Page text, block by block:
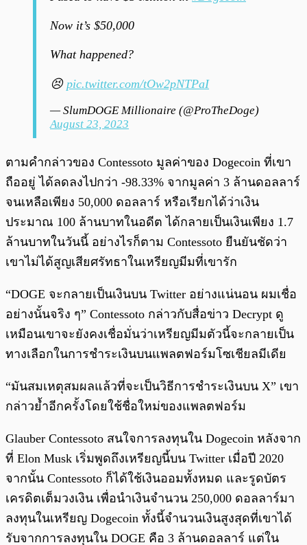
Now it’s $50,000
What happened?
😣 pic.twitter.com/tOw2pNTPaI
— SlumDOGE Millionaire (@ProTheDoge)
August 23, 2023
ตามคำกล่าวของ Contessoto มูลค่าของ Dogecoin ที่เขา
ถืออยู่ ได้ลดลงไปกว่า -98.33% จากมูลค่า 3 ล้านดอลลาร์
จนเหลือเพียง 50,000 ดอลลาร์ หรือเรียกได้ว่าเงิน
ประมาณ 100 ล้านบาทในอดีต ได้กลายเป็นเงินเพียง 1.7
ล้านบาทในวันนี้ อย่างไรก็ตาม Contessoto ยืนยันชัดว่า
เขาไม่ได้สูญเสียศรัทธาในเหรียญมีมที่เขารัก
“DOGE จะกลายเป็นเงินบน Twitter อย่างแน่นอน ผมเชื่อ
อย่างนั้นจริง ๆ” Contessoto กล่าวกับสื่อข่าว Decrypt ดู
เหมือนเขาจะยังคงเชื่อมั่นว่าเหรียญมีมตัวนี้จะกลายเป็น
ทางเลือกในการชำระเงินบนแพลตฟอร์มโซเชียลมีเดีย
“มันสมเหตุสมผลแล้วที่จะเป็นวิธีการชำระเงินบน X” เขา
กล่าวย้ำอีกครั้งโดยใช้ชื่อใหม่ของแพลตฟอร์ม
Glauber Contessoto สนใจการลงทุนใน Dogecoin หลังจาก
ที่ Elon Musk เริ่มพูดถึงเหรียญนี้บน Twitter เมื่อปี 2020
จากนั้น Contessoto ก็ได้ใช้เงินออมทั้งหมด และรูดบัตร
เครดิตเต็มวงเงิน เพื่อนำเงินจำนวน 250,000 ดอลลาร์มา
ลงทุนในเหรียญ Dogecoin ทั้งนี้จำนวนเงินสูงสุดที่เขาได้
รับจากการลงทุนใน DOGE คือ 3 ล้านดอลลาร์ แต่ใน